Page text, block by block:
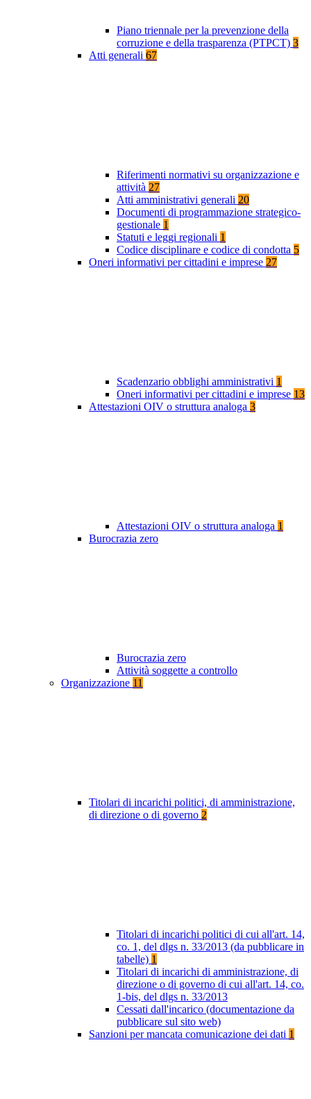
Piano triennale per la prevenzione della
corruzione e della trasparenza (PTPCT) 3
Atti generali 67
Riferimenti normativi su organizzazione e
attività 27
Atti amministrativi generali 20
Documenti di programmazione strategico-
gestionale 1
Statuti e leggi regionali 1
Codice disciplinare e codice di condotta 5
Oneri informativi per cittadini e imprese 27
Scadenzario obblighi amministrativi 1
Oneri informativi per cittadini e imprese 13
Attestazioni OIV o struttura analoga 3
Attestazioni OIV o struttura analoga 1
Burocrazia zero
Burocrazia zero
Attività soggette a controllo
Organizzazione 11
Titolari di incarichi politici, di amministrazione,
di direzione o di governo 2
Titolari di incarichi politici di cui all'art. 14,
co. 1, del dlgs n. 33/2013 (da pubblicare in
tabelle) 1
Titolari di incarichi di amministrazione, di
direzione o di governo di cui all'art. 14, co.
1-bis, del dlgs n. 33/2013
Cessati dall'incarico (documentazione da
pubblicare sul sito web)
Sanzioni per mancata comunicazione dei dati 1